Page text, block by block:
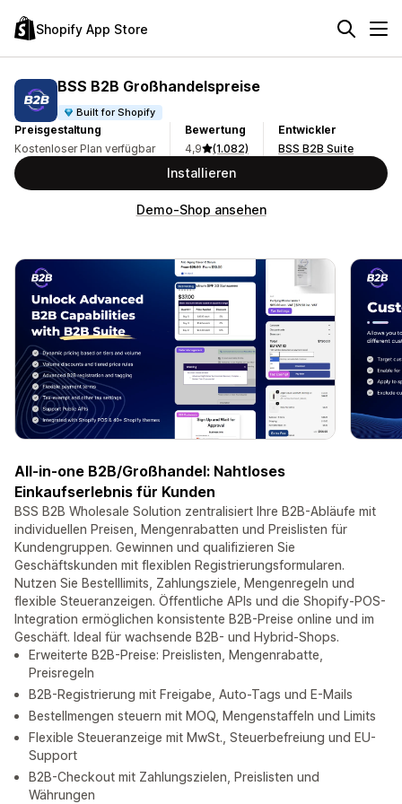
Shopify App Store
BSS B2B Großhandelspreise
Built for Shopify
Preisgestaltung
Kostenloser Plan verfügbar
Bewertung
4,9
(1.082)
Entwickler
BSS B2B Suite
Installieren
Demo-Shop ansehen
All-in-one B2B/Großhandel: Nahtloses
Einkaufserlebnis für Kunden
BSS B2B Wholesale Solution zentralisiert Ihre B2B-Abläufe mit
individuellen Preisen, Mengenrabatten und Preislisten für
Kundengruppen. Gewinnen und qualifizieren Sie
Geschäftskunden mit flexiblen Registrierungsformularen.
Nutzen Sie Bestelllimits, Zahlungsziele, Mengenregeln und
flexible Steueranzeigen. Öffentliche APIs und die Shopify-POS-
Integration ermöglichen konsistente B2B-Preise online und im
Geschäft. Ideal für wachsende B2B- und Hybrid-Shops.
Erweiterte B2B-Preise: Preislisten, Mengenrabatte,
Preisregeln
B2B-Registrierung mit Freigabe, Auto-Tags und E-Mails
Bestellmengen steuern mit MOQ, Mengenstaffeln und Limits
Flexible Steueranzeige mit MwSt., Steuerbefreiung und EU-
Support
B2B-Checkout mit Zahlungszielen, Preislisten und
Währungen